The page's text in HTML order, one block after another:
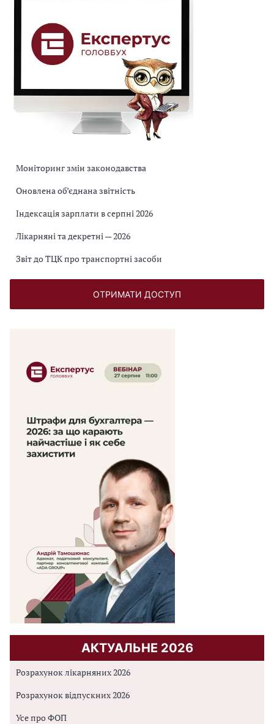
Моніторинг змін законодавства
Оновлена об’єднана звітність
Індексація зарплати в серпні 2026
Лікарняні та декретні — 2026
Звіт до ТЦК про транспортні засоби
ОТРИМАТИ ДОСТУП
АКТУАЛЬНЕ 2026
Розрахунок лікарняних 2026
Розрахунок відпускних 2026
Усе про ФОП